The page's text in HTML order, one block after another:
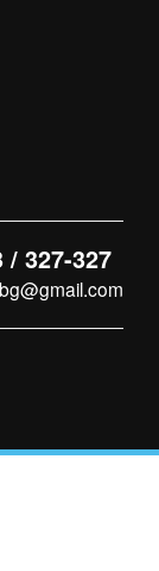
/ 327-327